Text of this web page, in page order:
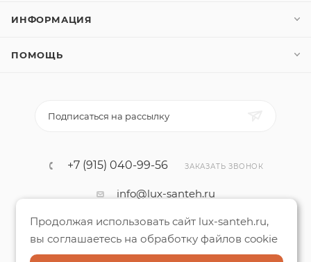
ИНФОРМАЦИЯ
ПОМОЩЬ
Подписаться на рассылку
+7 (915) 040-99-56 ЗАКАЗАТЬ ЗВОНОК
info@lux-santeh.ru
г. Москва
Продолжая использовать сайт lux-santeh.ru,
вы соглашаетесь на обработку файлов cookie